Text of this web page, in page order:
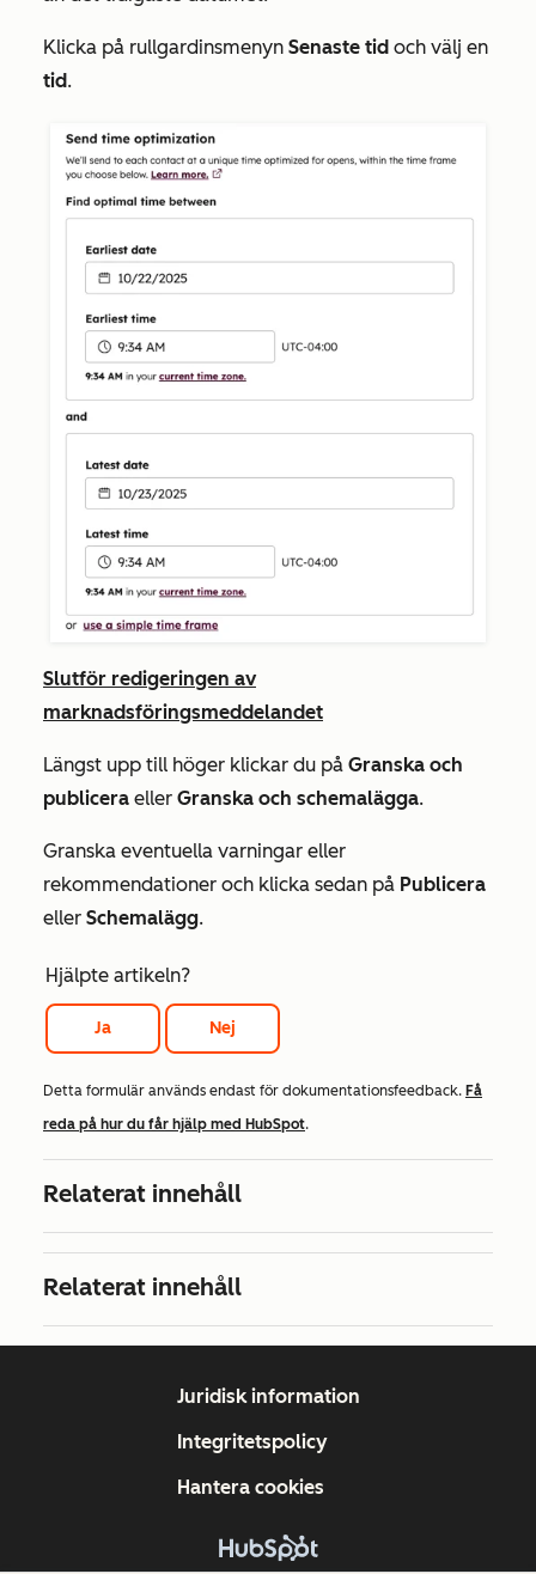
Klicka på rullgardinsmenyn Senaste tid och välj en
tid.
Slutför redigeringen av
marknadsföringsmeddelandet
Längst upp till höger klickar du på Granska och
publicera eller Granska och schemalägga.
Granska eventuella varningar eller
rekommendationer och klicka sedan på Publicera
eller Schemalägg.
Hjälpte artikeln?
Ja Nej
Detta formulär används endast för dokumentationsfeedback. Få
reda på hur du får hjälp med HubSpot.
Relaterat innehåll
Relaterat innehåll
Juridisk information
Integritetspolicy
Hantera cookies